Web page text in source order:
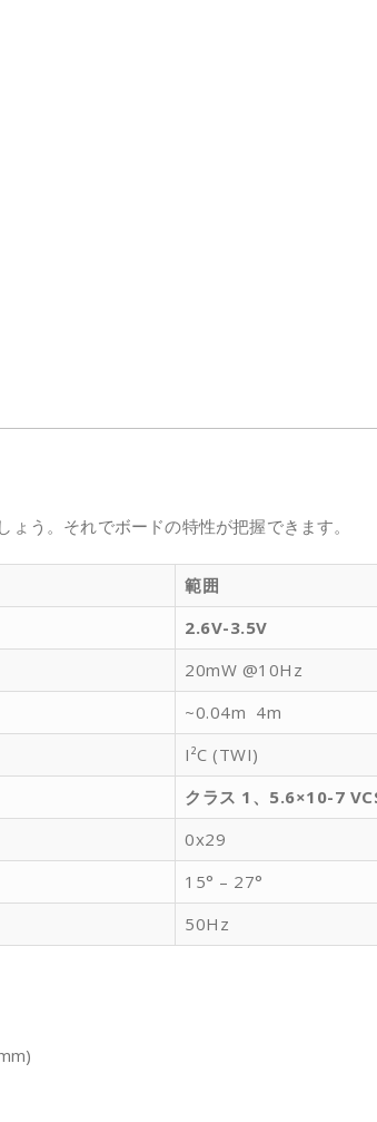
ょう。それでボードの特性が把握できます。
範囲
2.6V-3.5V
20mW @10Hz
~0.04m 4m
I²C (TWI)
クラス 1、5.6×10-7
0x29
15° – 27°
50Hz